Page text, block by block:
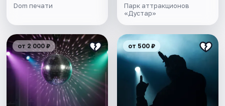
Dom печати
Парк аттракционов
«Дустар»
от 2 000 ₽ от 500 ₽